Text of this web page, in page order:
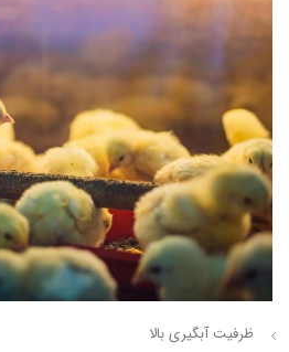
ظرفیت آبگیری بالا